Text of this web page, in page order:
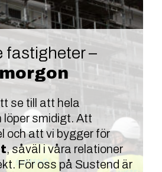
fastigheter –
se till att hela
löper smidigt. Att
och att vi bygger för
, såväl i våra relationer
För oss på Sustend är